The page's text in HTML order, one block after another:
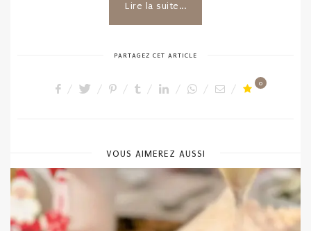
Lire la suite...
PARTAGEZ CET ARTICLE
0
VOUS AIMEREZ AUSSI